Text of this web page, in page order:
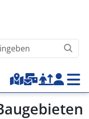
Top-Menu